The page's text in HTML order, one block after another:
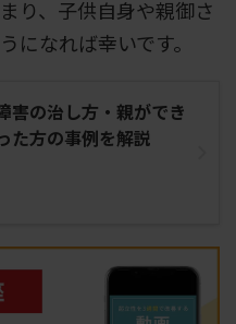
り、子供自身や親御さ
になれば幸いです。
害の治し方・親ができ
た方の事例を解説